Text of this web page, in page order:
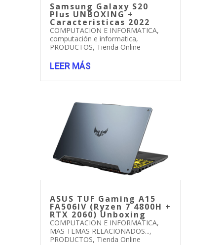
Samsung Galaxy S20
Plus UNBOXING +
Caracteristicas 2022
COMPUTACION E INFORMATICA,
computación e informatica,
PRODUCTOS, Tienda Online
LEER MÁS
ASUS TUF Gaming A15
FA506IV (Ryzen 7 4800H +
RTX 2060) Unboxing
COMPUTACION E INFORMATICA,
MAS TEMAS RELACIONADOS...,
PRODUCTOS, Tienda Online